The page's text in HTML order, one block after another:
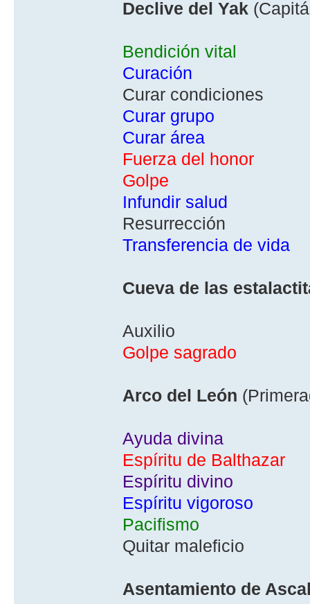
Declive del Yak
Bendición vital
Curación
Curar condiciones
Curar grupo
Curar área
Fuerza del honor
Golpe
Infundir salud
Resurrección
Transferencia de vida
Cueva de las
Auxilio
Golpe sagrado
Arco del León
Ayuda divina
Espí­ritu de Balthazar
Espí­ritu divino
Espí­ritu vigoroso
Pacifismo
Quitar maleficio
Asentamiento de